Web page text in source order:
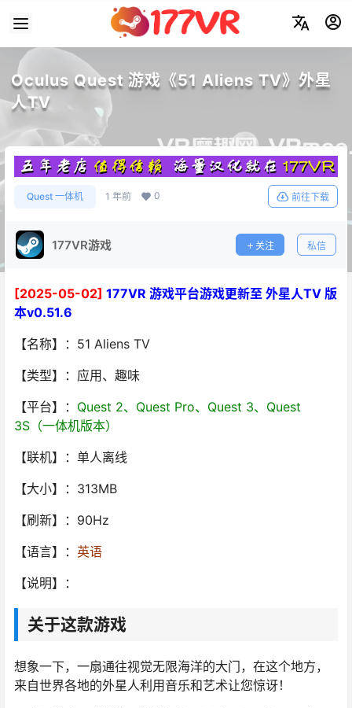
Oculus Quest 游戏《51 Aliens TV》外星
人TV
Quest 一体机 1 年前 0 前往下载
177VR游戏 关注 私信
[2025-05-02] 177VR 游戏平台游戏更新至 外星人TV 版
本v0.51.6
【名称】：51 Aliens TV
【类型】：应用、趣味
【平台】： Quest 2、Quest Pro、Quest 3、Quest
3S（一体机版本）
【联机】：单人离线
【大小】：313MB
【刷新】：90Hz
【语言】： 英语
【说明】：
关于这款游戏
想象一下，一扇通往视觉无限海洋的大门，在这个地方，
来自世界各地的外星人利用音乐和艺术让您惊讶！